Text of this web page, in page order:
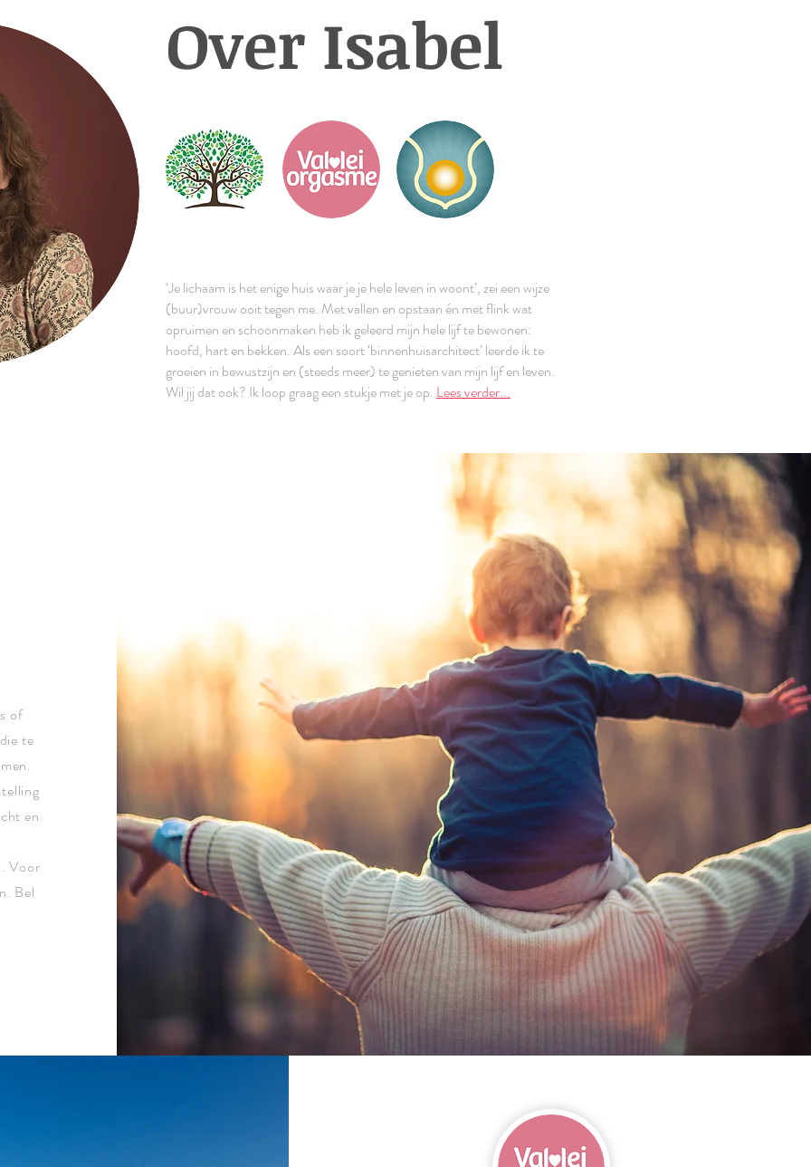
Over Isabel
‘Je lichaam is het enige huis waar je je hele leven in woont’, zei een wijze
(buur)vrouw ooit tegen me. Met vallen en opstaan én met flink wat
opruimen en schoonmaken heb ik geleerd mijn hele lijf te bewonen:
hoofd, hart en bekken. Als een soort ‘binnenhuisarchitect’ leerde ik te
groeien in bewustzijn en (steeds meer) te genieten van mijn lijf en leven.
Wil jij dat ook? Ik loop graag een stukje met je op. Lees verder...
of
te
en
Voor
Bel